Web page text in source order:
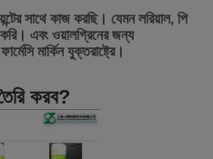
সাথে কাজ করছি। যেমন লরিয়াল, পি
এবং ওয়ালগ্রিনের জন্য
মার্কিন যুক্তরাষ্ট্রে।
করব?